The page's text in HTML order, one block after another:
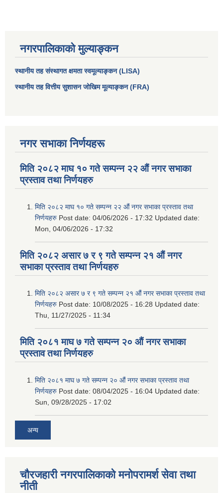
नगरपालिकाको मुल्याङ्कन
स्थानीय तह संस्थागत क्षमता स्वमूल्याङ्कन (LISA)
स्थानीय तह वित्तीय सुशासन जोखिम मूल्याङ्कन (FRA)
नगर सभाका निर्णयहरू
मिति २०८२ माघ १० गते सम्पन्न २२ औं नगर सभाका
प्रस्ताव तथा निर्णयहरु
मिति २०८२ माघ १० गते सम्पन्न २२ औं नगर सभाका प्रस्ताव तथा
निर्णयहरु Post date: 04/06/2026 - 17:32 Updated date:
Mon, 04/06/2026 - 17:32
मिति २०८२ असार ७ र ९ गते सम्पन्न २१ औं नगर
सभाका प्रस्ताव तथा निर्णयहरु
मिति २०८२ असार ७ र ९ गते सम्पन्न २१ औं नगर सभाका प्रस्ताव तथा
निर्णयहरु Post date: 10/08/2025 - 16:28 Updated date:
Thu, 11/27/2025 - 11:34
मिति २०८१ माघ ७ गते सम्पन्न २० औं नगर सभाका
प्रस्ताव तथा निर्णयहरु
मिति २०८१ माघ ७ गते सम्पन्न २० औं नगर सभाका प्रस्ताव तथा
निर्णयहरु Post date: 08/04/2025 - 16:04 Updated date:
Sun, 09/28/2025 - 17:02
अन्य
चौरजहारी नगरपालिकाको मनोपरामर्श सेवा तथा
नीती